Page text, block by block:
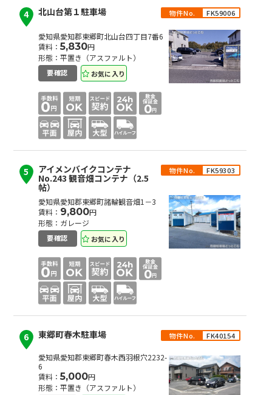
4 北山台第１駐車場 物件No. FK59006
愛知県愛知郡東郷町北山台四丁目7番6
賃料：5,830円
形態：平置き（アスファルト）
お気に入り
要確認
5 アイメンバイクコンテナ
No.243 観音畑コンテナ（2.5
帖）
物件No. FK59303
愛知県愛知郡東郷町諸輪観音畑1－3
賃料： 9,800円
形態：ガレージ
お気に入り
要確認
6 東郷町春木駐車場 物件No. FK40154
愛知県愛知郡東郷町春木西羽根穴2232-
6
賃料：5,000円
形態：平置き（アスファルト）